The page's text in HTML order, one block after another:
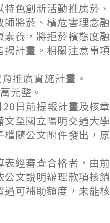
色創新活動推廣菸
將菸、檳危害理念
養，將拒菸檳態度
計畫。相關注意事
推廣實施計畫。
2萬元整。
日前提報計畫及核
至國立陽明交通大
隨公文附件發出，
表經審查合格者，由
文說明辦理款項核
可補助額度，未能